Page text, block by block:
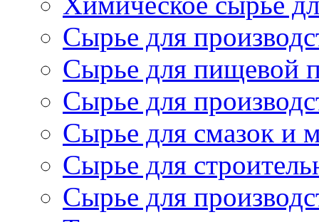
Сырье для
Сырье для пищевой
Сырье для
Сырье для смазок и
Сырье для
Сырье для